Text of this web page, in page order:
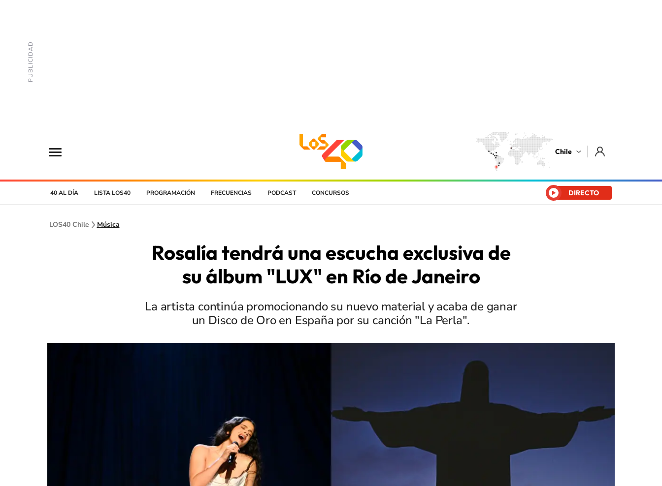
Chile
40 AL DÍA LISTA LOS40 PROGRAMACIÓN FRECUENCIAS PODCAST CONCURSOS DIRECTO
LOS40 Chile Música
Rosalía tendrá una escucha exclusiva de
su álbum "LUX" en Río de Janeiro
La artista continúa promocionando su nuevo material y acaba de ganar
un Disco de Oro en España por su canción "La Perla".